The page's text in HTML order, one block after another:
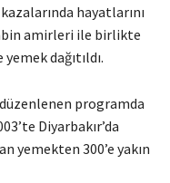
hayatlarını
amirleri ile birlikte
dağıtıldı.
düzenlenen programda
Diyarbakır’da
yemekten 300’e yakın